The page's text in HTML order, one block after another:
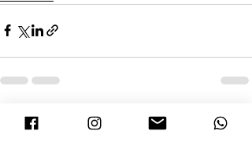
Entradas recientes Ver todo